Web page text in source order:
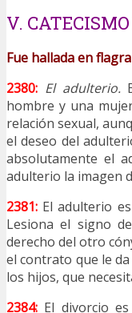
V.
Fue hallada en
2380: El adulterio.
hombre y una
relación sexual,
el deseo del
absolutamente el
adulterio la imagen
2381: El adulterio
Lesiona el signo
derecho del otro
el contrato que le
los hijos, que
2384: El divorcio